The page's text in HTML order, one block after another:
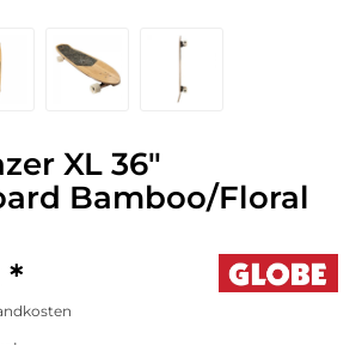
XL 36"
Bamboo/Floral
*